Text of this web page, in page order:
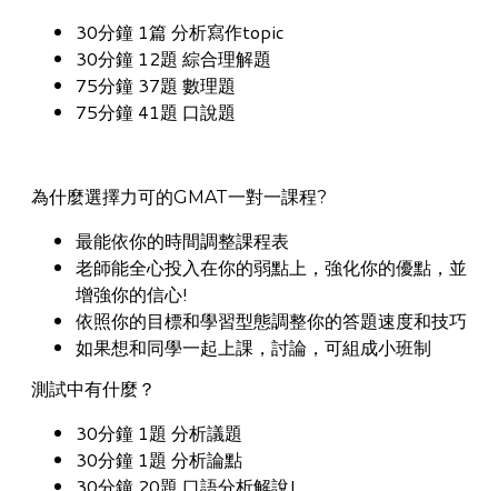
30分鐘 1篇 分析寫作topic
30分鐘 12題 綜合理解題
75分鐘 37題 數理題
75分鐘 41題 口說題
為什麼選擇力可的GMAT一對一課程?
最能依你的時間調整課程表
老師能全心投入在你的弱點上，強化你的優點，並
增強你的信心!
依照你的目標和學習型態調整你的答題速度和技巧
如果想和同學一起上課，討論，可組成小班制
測試中有什麼？
30分鐘 1題 分析議題
30分鐘 1題 分析論點
30分鐘 20題 口語分析解說I